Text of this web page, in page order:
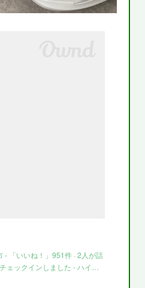
- 「いいね！」951件 · 2人が話
ェックインしました - ハイ…